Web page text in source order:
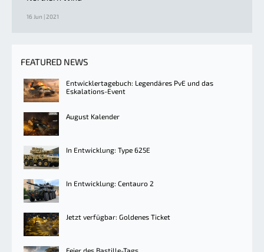
16 Jun | 2021
FEATURED NEWS
Entwicklertagebuch: Legendäres PvE und das
Eskalations-Event
August Kalender
In Entwicklung: Type 625E
In Entwicklung: Centauro 2
Jetzt verfügbar: Goldenes Ticket